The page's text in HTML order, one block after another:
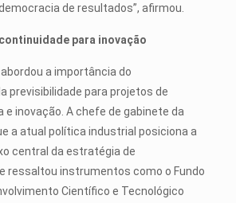
de resultados”, afirmou.
para inovação
a importância do
previsibilidade para projetos de
e inovação. A chefe de gabinete da
a atual política industrial posiciona a
central da estratégia de
ressaltou instrumentos como o Fundo
Científico e Tecnológico